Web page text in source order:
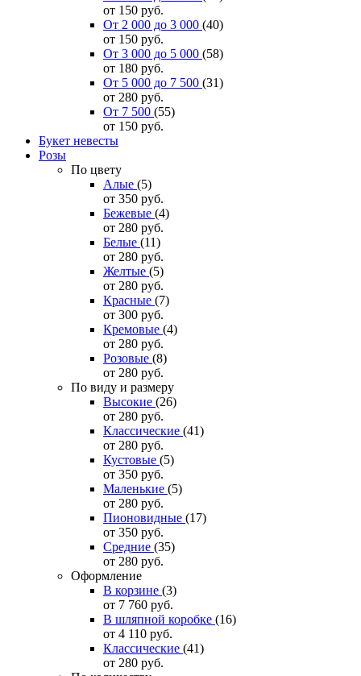
от 150 руб.
От 2 000 до 3 000 (40)
от 150 руб.
От 3 000 до 5 000 (58)
от 180 руб.
От 5 000 до 7 500 (31)
от 280 руб.
От 7 500 (55)
от 150 руб.
Букет невесты
Розы
По цвету
Алые (5)
от 350 руб.
Бежевые (4)
от 280 руб.
Белые (11)
от 280 руб.
Желтые (5)
от 280 руб.
Красные (7)
от 300 руб.
Кремовые (4)
от 280 руб.
Розовые (8)
от 280 руб.
По виду и размеру
Высокие (26)
от 280 руб.
Классические (41)
от 280 руб.
Кустовые (5)
от 350 руб.
Маленькие (5)
от 280 руб.
Пионовидные (17)
от 350 руб.
Средние (35)
от 280 руб.
Оформление
В корзине (3)
от 7 760 руб.
В шляпной коробке (16)
от 4 110 руб.
Классические (41)
от 280 руб.